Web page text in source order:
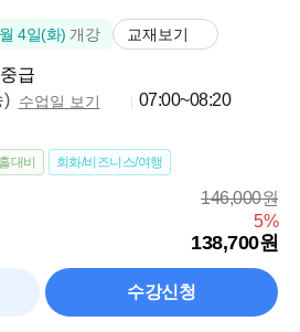
4일(화) 개강 교재보기
급
) 수업일 보기 07:00~08:20
대비 회화/비즈니스/여행
146,000원
5%
138,700원
수강신청